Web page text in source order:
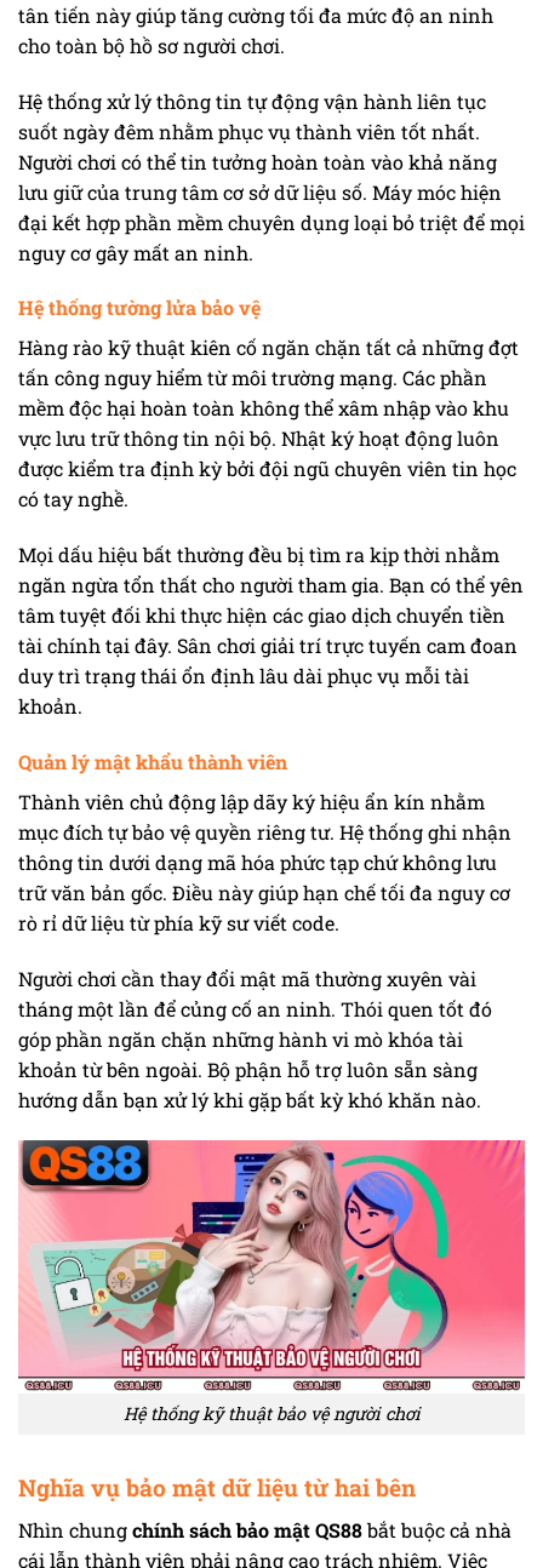
tân tiến này giúp tăng cường tối đa mức độ an ninh
cho toàn bộ hồ sơ người chơi.
Hệ thống xử lý thông tin tự động vận hành liên tục
suốt ngày đêm nhằm phục vụ thành viên tốt nhất.
Người chơi có thể tin tưởng hoàn toàn vào khả năng
lưu giữ của trung tâm cơ sở dữ liệu số. Máy móc hiện
đại kết hợp phần mềm chuyên dụng loại bỏ triệt để mọi
nguy cơ gây mất an ninh.
Hệ thống tường lửa bảo vệ
Hàng rào kỹ thuật kiên cố ngăn chặn tất cả những đợt
tấn công nguy hiểm từ môi trường mạng. Các phần
mềm độc hại hoàn toàn không thể xâm nhập vào khu
vực lưu trữ thông tin nội bộ. Nhật ký hoạt động luôn
được kiểm tra định kỳ bởi đội ngũ chuyên viên tin học
có tay nghề.
Mọi dấu hiệu bất thường đều bị tìm ra kịp thời nhằm
ngăn ngừa tổn thất cho người tham gia. Bạn có thể yên
tâm tuyệt đối khi thực hiện các giao dịch chuyển tiền
tài chính tại đây. Sân chơi giải trí trực tuyến cam đoan
duy trì trạng thái ổn định lâu dài phục vụ mỗi tài
khoản.
Quản lý mật khẩu thành viên
Thành viên chủ động lập dãy ký hiệu ẩn kín nhằm
mục đích tự bảo vệ quyền riêng tư. Hệ thống ghi nhận
thông tin dưới dạng mã hóa phức tạp chứ không lưu
trữ văn bản gốc. Điều này giúp hạn chế tối đa nguy cơ
rò rỉ dữ liệu từ phía kỹ sư viết code.
Người chơi cần thay đổi mật mã thường xuyên vài
tháng một lần để củng cố an ninh. Thói quen tốt đó
góp phần ngăn chặn những hành vi mò khóa tài
khoản từ bên ngoài. Bộ phận hỗ trợ luôn sẵn sàng
hướng dẫn bạn xử lý khi gặp bất kỳ khó khăn nào.
Hệ thống kỹ thuật bảo vệ người chơi
Nghĩa vụ bảo mật dữ liệu từ hai bên
Nhìn chungchính sách bảo mật QS88bắt buộc cả nhà
cái lẫn thành viên phải nâng cao trách nhiệm. Việc